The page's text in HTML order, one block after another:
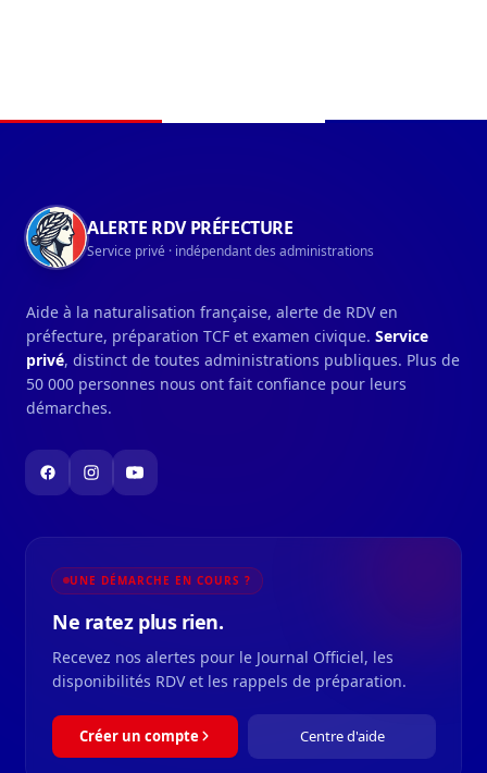
ALERTE RDV PRÉFECTURE
Service privé · indépendant des administrations
Aide à la naturalisation française, alerte de RDV en
préfecture, préparation TCF et examen civique. Service
privé, distinct de toutes administrations publiques. Plus de
50 000 personnes nous ont fait confiance pour leurs
démarches.
UNE DÉMARCHE EN COURS ?
Ne ratez plus rien.
Recevez nos alertes pour le Journal Officiel, les
disponibilités RDV et les rappels de préparation.
Créer un compte Centre d'aide